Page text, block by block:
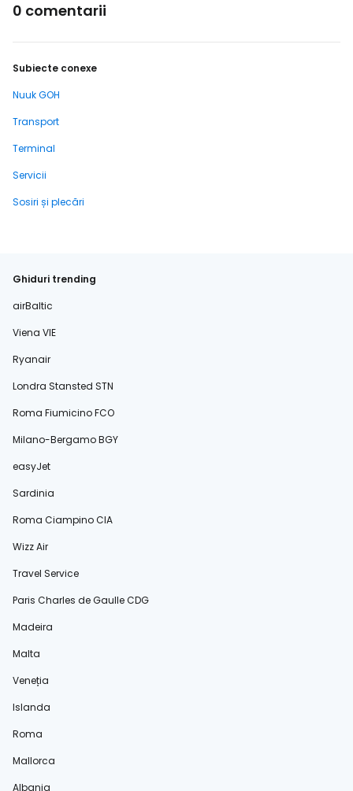
0 comentarii
Subiecte conexe
Nuuk GOH
Transport
Terminal
Servicii
Sosiri și plecări
Ghiduri trending
airBaltic
Viena VIE
Ryanair
Londra Stansted STN
Roma Fiumicino FCO
Milano-Bergamo BGY
easyJet
Sardinia
Roma Ciampino CIA
Wizz Air
Travel Service
Paris Charles de Gaulle CDG
Madeira
Malta
Veneția
Islanda
Roma
Mallorca
Albania